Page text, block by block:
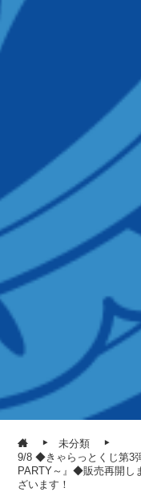
未分類
9/8 ◆きゃらっとくじ第3
PARTY～』◆販売再開し
ざいます！